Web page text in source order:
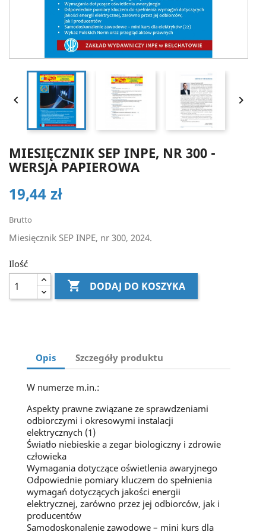
 
MIESIĘCZNIK SEP INPE, NR 300 -
WERSJA PAPIEROWA
19,44 zł
Brutto
Miesięcznik SEP INPE, nr 300, 2024.
Ilość
 DODAJ DO KOSZYKA
Opis Szczegóły produktu
W numerze m.in.:
Aspekty prawne związane ze sprawdzeniami
odbiorczymi i okresowymi instalacji
elektrycznych (1)
Światło niebieskie a zegar biologiczny i zdrowie
człowieka
Wymagania dotyczące oświetlenia awaryjnego
Odpowiednie pomiary kluczem do spełnienia
wymagań dotyczących jakości energii
elektrycznej, zarówno przez jej odbiorców, jak i
producentów
Samodoskonalenie zawodowe – mini kurs dla